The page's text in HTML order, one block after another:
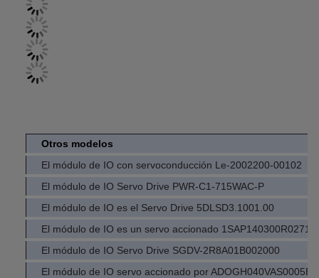
Otros modelos
El módulo de IO con servoconducción Le-2002200-00102
El módulo de IO Servo Drive PWR-C1-715WAC-P
El módulo de IO es el Servo Drive 5DLSD3.1001.00
El módulo de IO es un servo accionado 1SAP140300R0271
El módulo de IO Servo Drive SGDV-2R8A01B002000
El módulo de IO servo accionado por